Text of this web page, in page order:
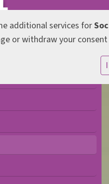
additional services for
or withdraw your